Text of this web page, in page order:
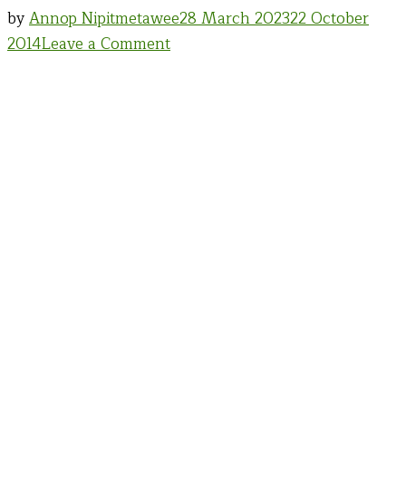
byAnnop Nipitmetawee28 March 202322 October
2014Leave a Commenton